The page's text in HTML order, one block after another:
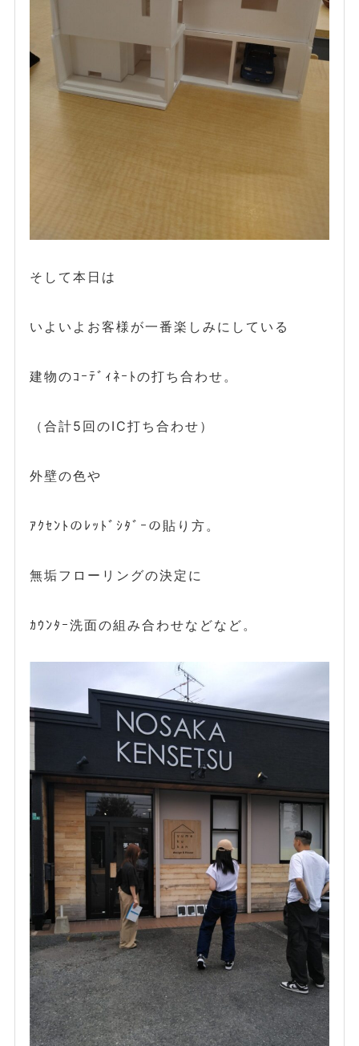
そして本日は
いよいよお客様が一番楽しみにしている
建物のｺｰﾃﾞｨﾈｰﾄの打ち合わせ。
（合計5回のIC打ち合わせ）
外壁の色や
ｱｸｾﾝﾄのﾚｯﾄﾞｼﾀﾞｰの貼り方。
無垢フローリングの決定に
ｶｳﾝﾀｰ洗面の組み合わせなどなど。